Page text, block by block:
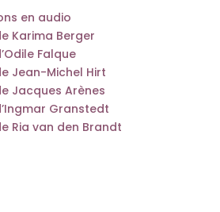
en audio
Karima Berger
Falque
Jean-Michel Hirt
Jacques Arènes
Granstedt
Ria van den Brandt